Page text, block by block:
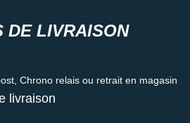
DE LIVRAISON
Chrono relais ou retrait en magasin
livraison